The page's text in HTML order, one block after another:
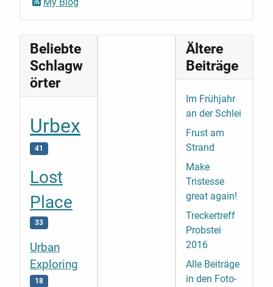
My Blog
Beliebte
Schlagw
örter
Urbex
41
Lost
Place
33
Urban
Exploring
18
Ältere
Beiträge
Im Frühjahr
an der Schlei
Frust am
Strand
Make
Tristesse
great again!
Treckertreff
Probstei
2016
Alle Beiträge
in den Foto-